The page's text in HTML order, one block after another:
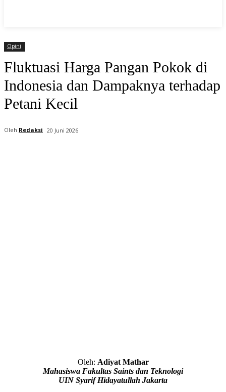
Opini
Fluktuasi Harga Pangan Pokok di
Indonesia dan Dampaknya terhadap
Petani Kecil
Oleh Redaksi 20 Juni 2026
Oleh: Adiyat Mathar
Mahasiswa Fakultas Saints dan Teknologi
UIN Syarif Hidayatullah Jakarta